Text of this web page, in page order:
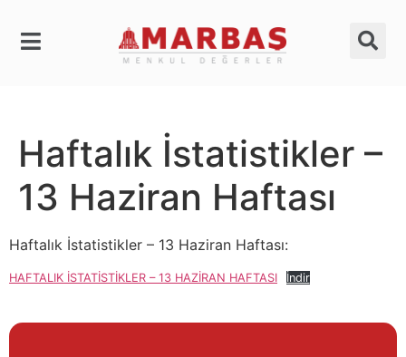
Haftalık İstatistikler –
13 Haziran Haftası
Haftalık İstatistikler – 13 Haziran Haftası:
HAFTALIK İSTATİSTİKLER – 13 HAZİRAN HAFTASI İndir